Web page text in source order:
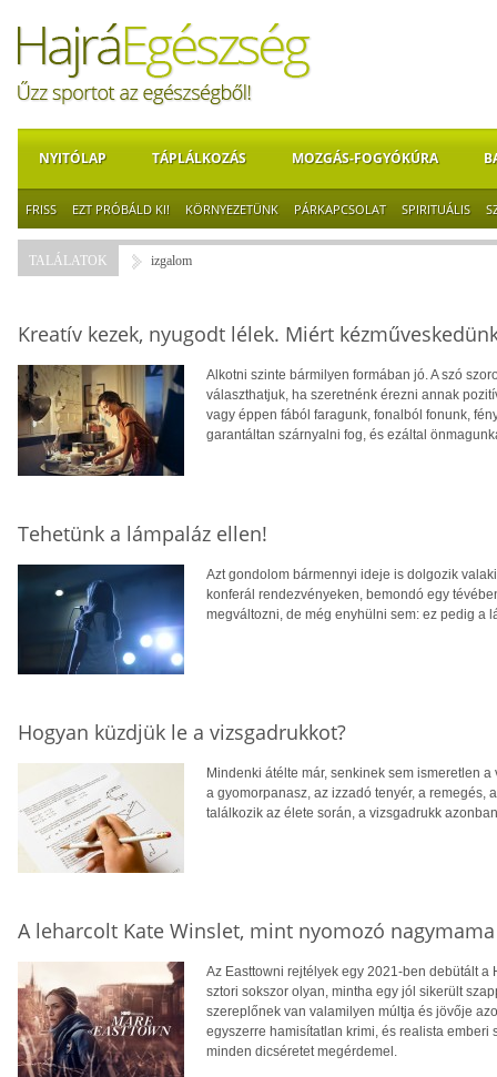
NYITÓLAP TÁPLÁLKOZÁS MOZGÁS-FOGYÓKÚRA
FRISS EZT PRÓBÁLD KI! KÖRNYEZETÜNK PÁRKAPCSOLAT SPIRITUÁLIS
TALÁLATOK izgalom
Kreatív kezek, nyugodt lélek. Miért
Alkotni szinte bármilyen formában jó. A szó
választhatjuk, ha szeretnénk érezni annak
vagy éppen fából faragunk, fonalból fonunk,
garantáltan szárnyalni fog, és ezáltal
Tehetünk a lámpaláz ellen!
Azt gondolom bármennyi ideje is dolgozik
konferál rendezvényeken, bemondó egy
megváltozni, de még enyhülni sem: ez pedig a
Hogyan küzdjük le a vizsgadrukkot?
Mindenki átélte már, senkinek sem ismeretlen
a gyomorpanasz, az izzadó tenyér, a
találkozik az élete során, a vizsgadrukk
A leharcolt Kate Winslet, mint nyomozó nagymama
Az Easttowni rejtélyek egy 2021-ben debütált a
sztori sokszor olyan, mintha egy jól sikerült
szereplőnek van valamilyen múltja és jövője
egyszerre hamisítatlan krimi, és realista
minden dicséretet megérdemel.